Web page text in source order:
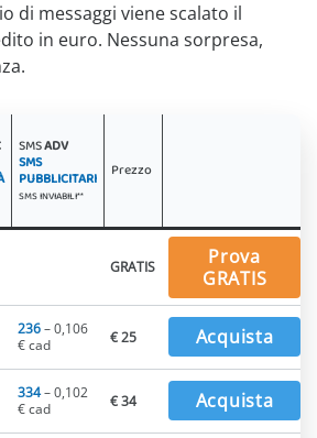
di messaggi viene scalato il
in euro. Nessuna sorpresa,
SMSADV
SMS
PUBBLICITARI
SMS INVIABILI**
Prezzo
GRATIS
Prova
GRATIS
236– 0,106
€ cad
€ 25 Acquista
334– 0,102
€ cad
€ 34 Acquista